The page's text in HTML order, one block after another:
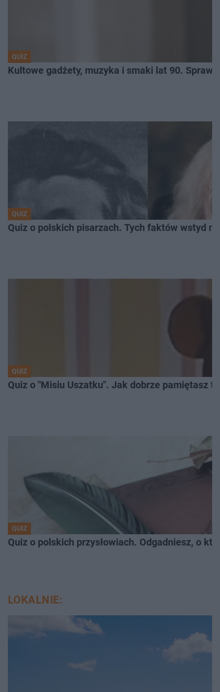
QUIZ
Kultowe gadżety, muzyka i smaki lat 90.
QUIZ
Quiz o polskich pisarzach. Tych faktów wstyd
QUIZ
Quiz o "Misiu Uszatku". Jak dobrze pamiętasz
QUIZ
Quiz o polskich przysłowiach. Odgadniesz, o
LOKALNIE: